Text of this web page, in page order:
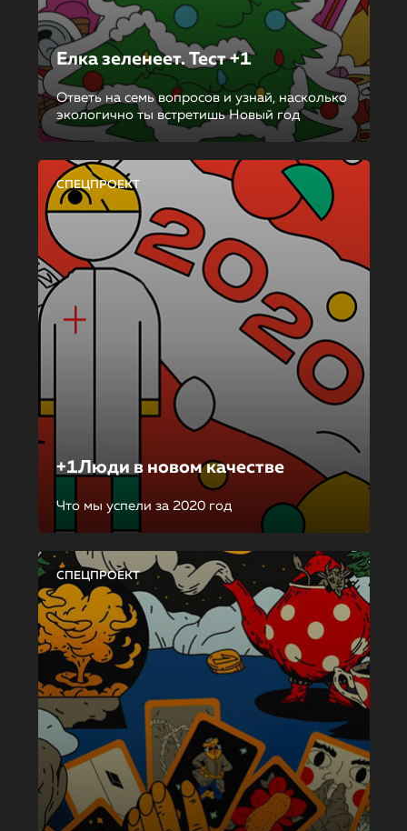
Елка зеленеет. Тест +1
Ответь на семь вопросов и узнай, насколько
экологично ты встретишь Новый год
СПЕЦПРОЕКТ
+1Люди в новом качестве
Что мы успели за 2020 год
СПЕЦПРОЕКТ